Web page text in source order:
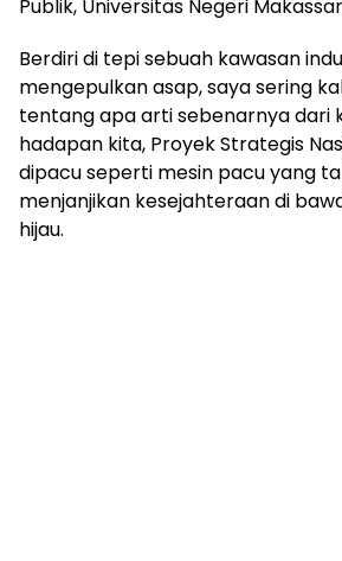
Publik, Universitas Negeri
Berdiri di tepi sebuah kawasan
mengepulkan asap, saya sering
tentang apa arti sebenarnya dari
hadapan kita, Proyek Strategis
dipacu seperti mesin pacu yang
menjanjikan kesejahteraan di
hijau.